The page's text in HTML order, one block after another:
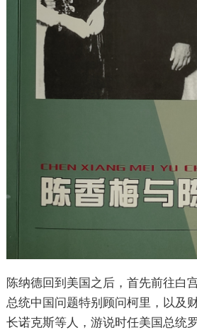
陈纳德回到美国之后，首先前往白
总统中国问题特别顾问柯里，以及
长诺克斯等人，游说时任美国总统